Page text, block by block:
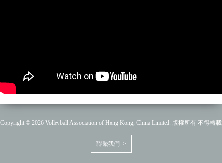
Copyright © 2026 Volleyball Association of Hong Kong, China Limited. 版權所有 不得轉載
聯繫我們 >